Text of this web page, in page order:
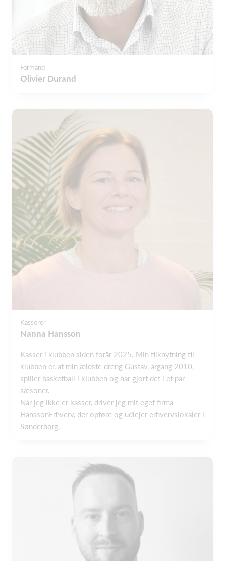
Formand
Olivier Durand
Kasserer
Nanna Hansson
Kasser i klubben siden forår 2025. Min tilknytning til
klubben er, at min ældste dreng Gustav, årgang 2010,
spiller basketball i klubben og har gjort det i et par
sæsoner.
Når jeg ikke er kasser, driver jeg mit eget firma
HanssonErhverv, der opføre og udlejer erhvervslokaler i
Sønderborg.